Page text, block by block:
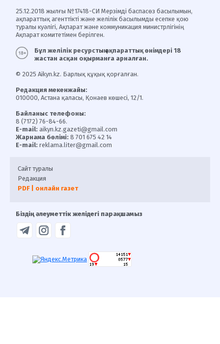
25.12.2018 жылғы №17418-СИ Мерзімді баспасөз басылымын,
ақпараттық агенттікті және желілік басылымды есепке қою
туралы куәлігі, Ақпарат және коммуникация министрлігінің
Ақпарат комитетімен берілген.
Бұл желілік ресурстың ақпараттық өнімдері 18
жастан асқан оқырманға арналған.
© 2025 Aikyn.kz. Барлық құқық қорғалған.
Редакция мекенжайы:
010000, Астана қаласы, Қонаев көшесі, 12/1.
Байланыс телефоны:
8 (7172) 76-84-66.
E-mail: aikyn.kz.gazeti@gmail.com
Жарнама бөлімі: 8 701 675 42 14
E-mail: reklama.liter@gmail.com
Сайт туралы
Редакция
PDF | онлайн газет
Біздің әлеуметтік желідегі парақшамыз